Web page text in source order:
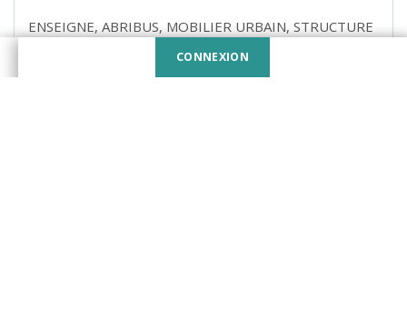
CONNEXION
ENSEIGNE, ABRIBUS, MOBILIER URBAIN, STRUCTURE